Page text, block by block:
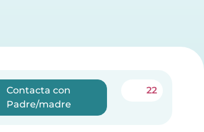
Contacta con
Padre/madre
22